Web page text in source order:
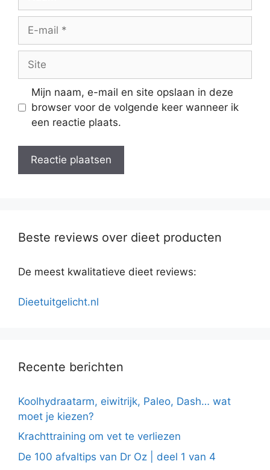
Site
Mijn naam, e-mail en site opslaan in deze
browser voor de volgende keer wanneer ik
een reactie plaats.
Beste reviews over dieet producten
De meest kwalitatieve dieet reviews:
Dieetuitgelicht.nl
Recente berichten
Koolhydraatarm, eiwitrijk, Paleo, Dash… wat
moet je kiezen?
Krachttraining om vet te verliezen
De 100 afvaltips van Dr Oz | deel 1 van 4